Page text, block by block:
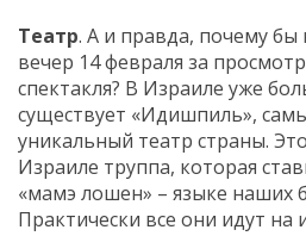
Театр. А и правда, почему бы
вечер 14 февраля за
спектакля? В Израиле уже
существует «Идишпиль»,
уникальный театр страны.
Израиле труппа, которая
«мамэ лошен» – языке наших
Практически все они идут на